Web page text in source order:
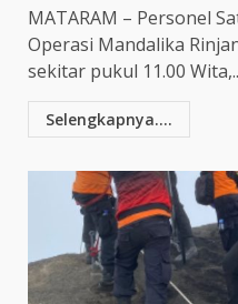
MATARAM – Personel
Operasi Mandalika
sekitar pukul 11.00
Selengkapnya....